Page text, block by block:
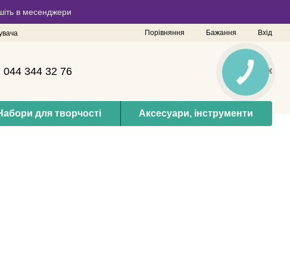
в месенджери
Порівняння Бажання Вхід
044 344 32 76 Мій кошик
для творчості Аксесуари, інструменти
КНОПКА
ЗВ'ЯЗКУ